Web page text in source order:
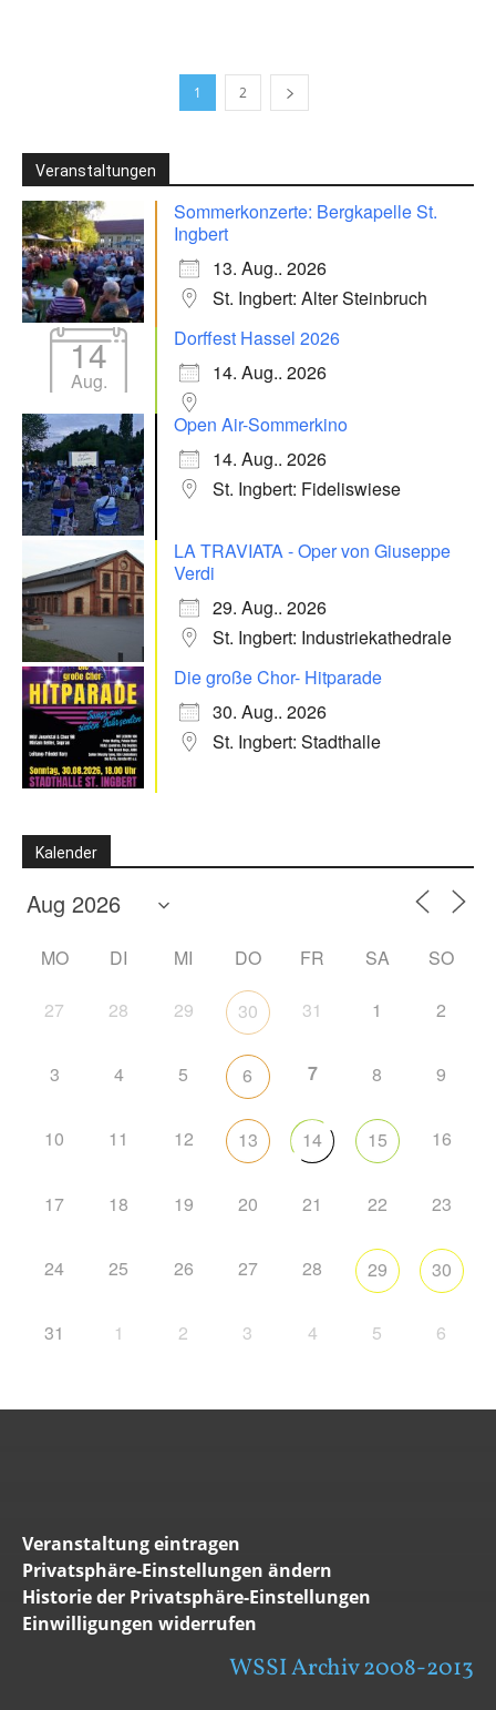
1 2
Veranstaltungen
Sommerkonzerte: Bergkapelle St.
Ingbert
13. Aug.. 2026
St. Ingbert: Alter Steinbruch
14
Aug.
Dorffest Hassel 2026
14. Aug.. 2026
Open Air-Sommerkino
14. Aug.. 2026
St. Ingbert: Fideliswiese
LA TRAVIATA - Oper von Giuseppe
Verdi
29. Aug.. 2026
St. Ingbert: Industriekathedrale
Die große Chor- Hitparade
30. Aug.. 2026
St. Ingbert: Stadthalle
Kalender
MO DI MI DO FR SA SO
27 28 29 30 31 1 2
3 4 5 6 7 8 9
10 11 12 13 14 15 16
17 18 19 20 21 22 23
24 25 26 27 28 29 30
31 1 2 3 4 5 6
Veranstaltung eintragen
Privatsphäre-Einstellungen ändern
Historie der Privatsphäre-Einstellungen
Einwilligungen widerrufen
WSSI Archiv 2008-2013